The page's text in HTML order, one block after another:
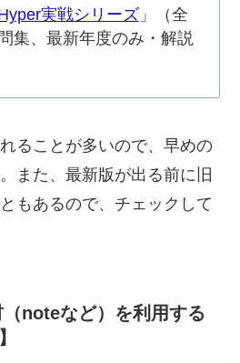
実戦シリーズ」（全
集、最新年度のみ・解説
ることが多いので、早めの
また、最新版が出る前に旧
もあるので、チェックして
noteなど）を利用する